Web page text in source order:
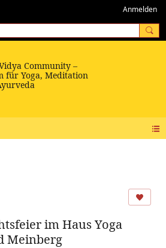
Anmelden
im Haus Yoga
Meinberg